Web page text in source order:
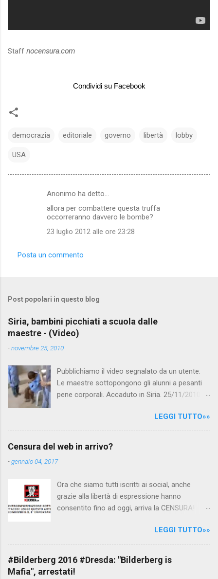
Staff nocensura.com
Condividi su Facebook
democrazia editoriale governo libertà lobby
USA
e
Anonimo ha detto…
allora per combattere questa truffa
occorreranno davvero le bombe?
23 luglio 2012 alle ore 23:28
Posta un commento
Post popolari in questo blog
Siria, bambini picchiati a scuola dalle
maestre - (Video)
-novembre 25, 2010
Pubblichiamo il video segnalato da un utente:
Le maestre sottopongono gli alunni a pesanti
pene corporali. Accaduto in Siria. 25/11/2010
Canale 5 "Forum" si è interessato al caso,
interpellando prontamente l'ambasciata siriana,
per fare luce sulla vicenda: è emerso che il
scuola. LEGGI IL SERVIZIO . staff
nocensura.com Condividi su Facebook
LEGGI TUTTO»»
Censura del web in arrivo?
-gennaio 04, 2017
Ora che siamo tutti iscritti ai social, anche
grazie alla libertà di espressione hanno
consentito fino ad oggi, arriva la CENSURA!
politica rispediti al mittente dai cittadini - perché
censurare avrebbe fatto perdere troppi
consensi ai vari governi - la CENSURA potrebbe
arrivare dall'Antitrust, ovvero l' Autorità garante
LEGGI TUTTO»»
#Bilderberg 2016 #Dresda: "Bilderberg is
Mafia", arrestati!